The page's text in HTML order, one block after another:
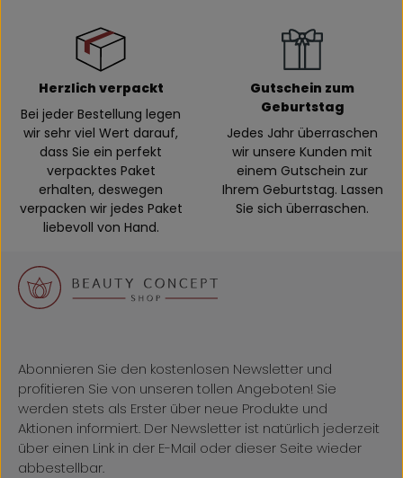
Herzlich verpackt
Bei jeder Bestellung legen
wir sehr viel Wert darauf,
dass Sie ein perfekt
verpacktes Paket
erhalten, deswegen
verpacken wir jedes Paket
liebevoll von Hand.
Gutschein zum
Geburtstag
Jedes Jahr überraschen
wir unsere Kunden mit
einem Gutschein zur
Ihrem Geburtstag. Lassen
Sie sich überraschen.
Abonnieren Sie den kostenlosen Newsletter und
profitieren Sie von unseren tollen Angeboten! Sie
werden stets als Erster über neue Produkte und
Aktionen informiert. Der Newsletter ist natürlich jederzeit
über einen Link in der E-Mail oder dieser Seite wieder
abbestellbar.